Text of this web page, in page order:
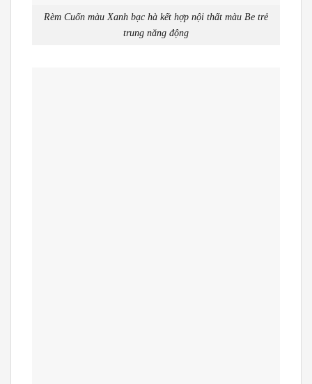
Rèm Cuốn màu Xanh bạc hà kết hợp nội thất màu Be trẻ
trung năng động